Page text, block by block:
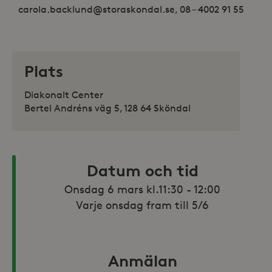
carola.backlund@storaskondal.se, 08 – 4002 91 55
Plats
Diakonalt Center
Bertel Andréns väg 5, 128 64 Sköndal
Datum och tid
Onsdag 6 mars kl.11:30 - 12:00
Varje onsdag fram till 5/6
Anmälan